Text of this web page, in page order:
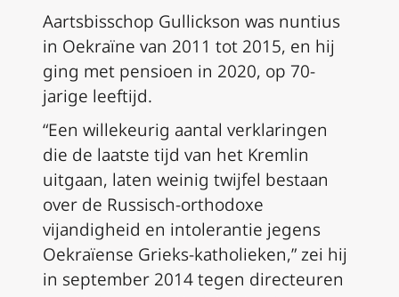
Aartsbisschop Gullickson was nuntius
in Oekraïne van 2011 tot 2015, en hij
ging met pensioen in 2020, op 70-
jarige leeftijd.
“Een willekeurig aantal verklaringen
die de laatste tijd van het Kremlin
uitgaan, laten weinig twijfel bestaan
over de Russisch-orthodoxe
vijandigheid en intolerantie jegens
Oekraïense Grieks-katholieken,” zei hij
in september 2014 tegen directeuren